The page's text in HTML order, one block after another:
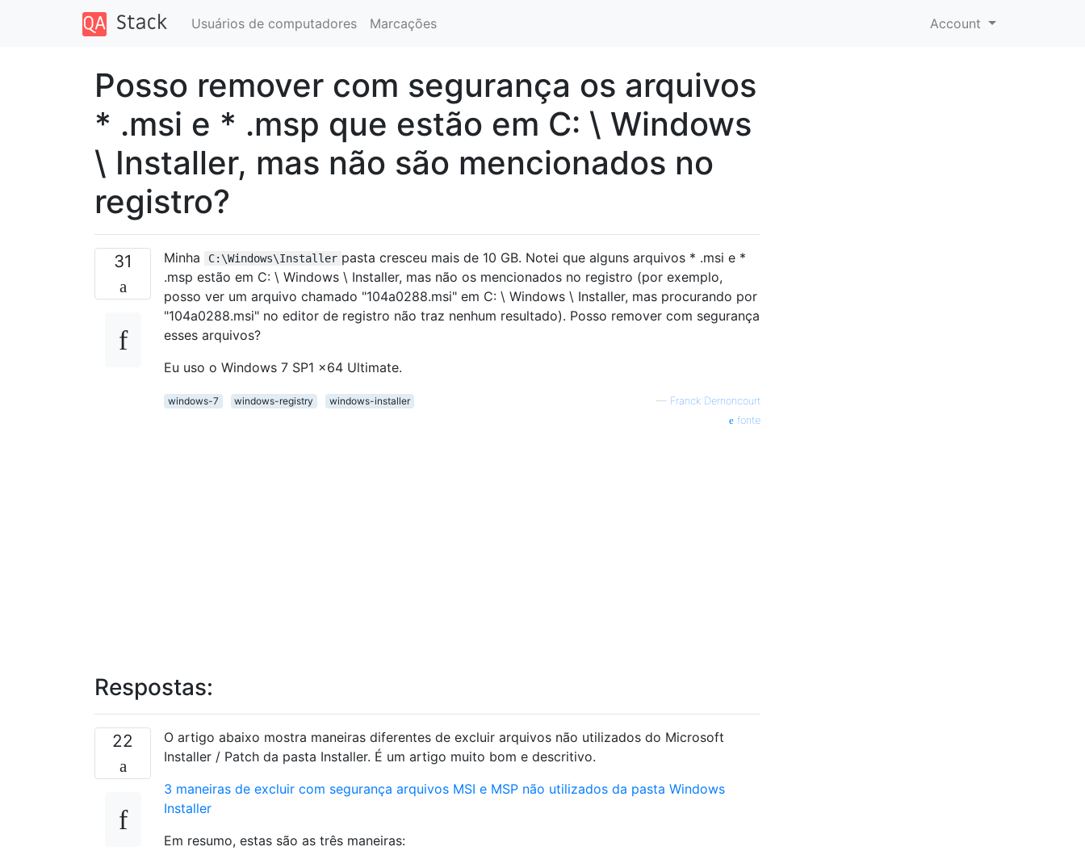
Usuários de computadores Marcações Account
Posso remover com segurança os arquivos
* .msi e * .msp que estão em C: \ Windows
\ Installer, mas não são mencionados no
registro?
31 Minha C:\Windows\Installer pasta cresceu mais de 10 GB. Notei que alguns arquivos * .msi e *
.msp estão em C: \ Windows \ Installer, mas não os mencionados no registro (por exemplo,
posso ver um arquivo chamado "104a0288.msi" em C: \ Windows \ Installer, mas procurando por
"104a0288.msi" no editor de registro não traz nenhum resultado). Posso remover com segurança
esses arquivos?
Eu uso o Windows 7 SP1 x64 Ultimate.
windows-7 windows-registry windows-installer — Franck Dernoncourt
fonte
Respostas:
22
O artigo abaixo mostra maneiras diferentes de excluir arquivos não utilizados do Microsoft
Installer / Patch da pasta Installer. É um artigo muito bom e descritivo.
3 maneiras de excluir com segurança arquivos MSI e MSP não utilizados da pasta Windows
Installer
Em resumo, estas são as três maneiras: